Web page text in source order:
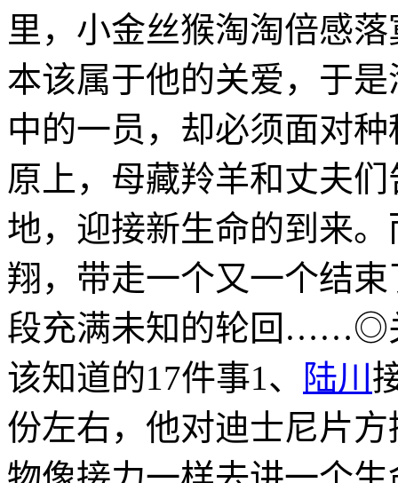
里，小金丝猴淘淘倍感
本该属于他的关爱，于
中的一员，却必须面对
原上，母藏羚羊和丈夫
地，迎接新生命的到来
翔，带走一个又一个结
段充满未知的轮回……◎
该知道的17件事1、
陆川
份左右，他对迪士尼片